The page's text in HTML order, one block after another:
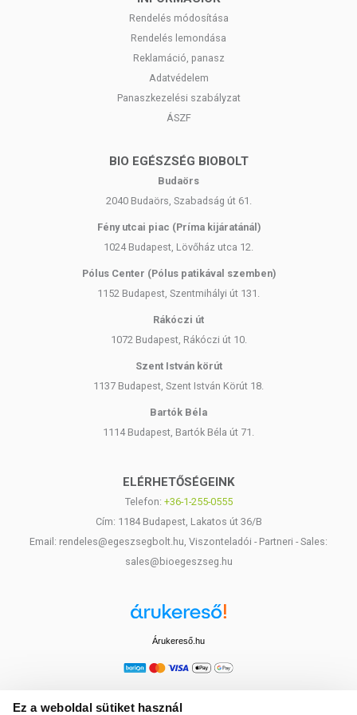
Ez a weboldal sütiket használ
Rendelés módosítása
Rendelés lemondása
Reklamáció, panasz
Adatvédelem
Panaszkezelési szabályzat
ÁSZF
BIO EGÉSZSÉG BIOBOLT
Budaörs
2040 Budaörs, Szabadság út 61.
Fény utcai piac (Príma kijáratánál)
1024 Budapest, Lövőház utca 12.
Pólus Center (Pólus patikával szemben)
1152 Budapest, Szentmihályi út 131.
Rákóczi út
1072 Budapest, Rákóczi út 10.
Szent István körút
1137 Budapest, Szent István Körút 18.
Bartók Béla
1114 Budapest, Bartók Béla út 71.
ELÉRHETŐSÉGEINK
Telefon: +36-1-255-0555
Cím: 1184 Budapest, Lakatos út 36/B
Email: rendeles@egeszsegbolt.hu, Viszonteladói - Partneri - Sales:
sales@bioegeszseg.hu
Árukereső.hu